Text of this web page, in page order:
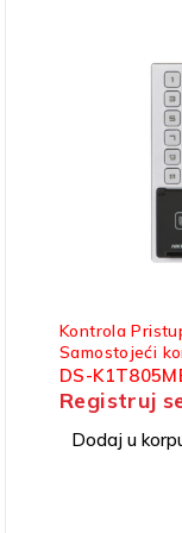
Kontrola
Samostojeći
DS-
Registruj
Dodaj u